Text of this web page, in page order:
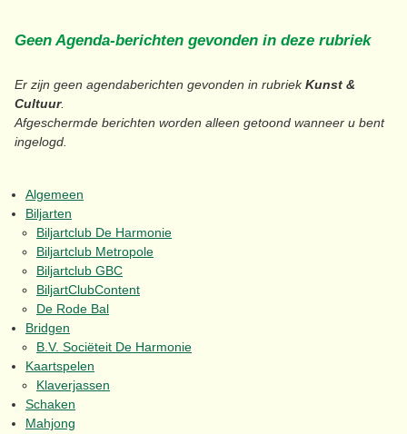
Geen Agenda-berichten gevonden in deze rubriek
Er zijn geen agendaberichten gevonden in rubriekKunst &
Cultuur.
Afgeschermde berichten worden alleen getoond wanneer u bent
ingelogd.
Algemeen
Biljarten
Biljartclub De Harmonie
Biljartclub Metropole
Biljartclub GBC
BiljartClubContent
De Rode Bal
Bridgen
B.V. Sociëteit De Harmonie
Kaartspelen
Klaverjassen
Schaken
Mahjong